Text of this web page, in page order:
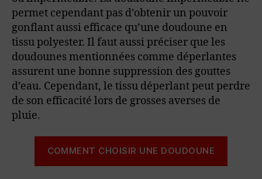
permet cependant pas d’obtenir un pouvoir
gonflant aussi efficace qu’une doudoune en
tissu polyester. Il faut aussi préciser que les
doudounes mentionnées comme déperlantes
assurent une bonne suppression des gouttes
d’eau. Cependant, le tissu déperlant peut perdre
de son efficacité lors de grosses averses de
pluie.
COMMENT CHOISIR UNE DOUDOUNE